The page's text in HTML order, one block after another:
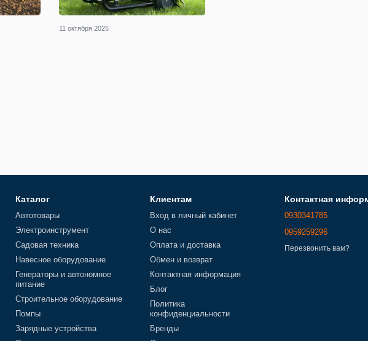
11 октября 2025
Каталог
Автотовары
Электроинструмент
Садовая техника
Навесное оборудование
Генераторы и автономное
питание
Строительное оборудование
Помпы
Зарядные устройства
Клиентам
Вход в личный кабинет
О нас
Оплата и доставка
Обмен и возврат
Контактная информация
Блог
Политика
конфиденциальности
Бренды
Контактная
0930341785
0959259296
Перезвонить вам?